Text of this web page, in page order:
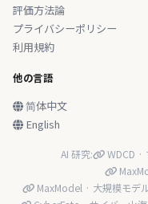
評価方法論
プライバシーポリシー
利用規約
他の言語
简体中文
English
AI 研究:
WDCD ·
MaxModel · 大規模モデ